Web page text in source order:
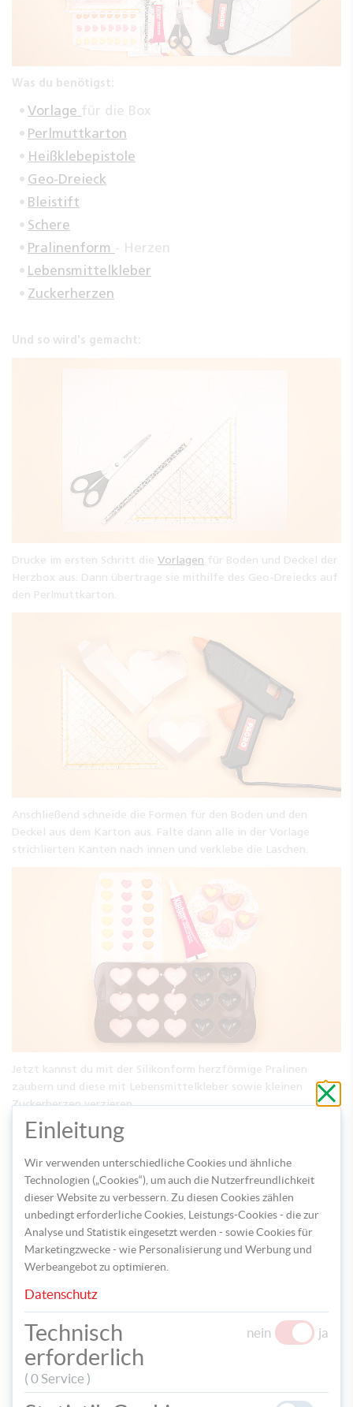
Was du benötigst:
Vorlage für die Box
Perlmuttkarton
Heißklebepistole
Geo-Dreieck
Bleistift
Schere
Pralinenform - Herzen
Lebensmittelkleber
Zuckerherzen
Und so wird's gemacht:
Drucke im ersten Schritt die Vorlagen für Boden und Deckel der
Herzbox aus. Dann übertrage sie mithilfe des Geo-Dreiecks auf
den Perlmuttkarton.
Anschließend schneide die Formen für den Boden und den
Deckel aus dem Karton aus. Falte dann alle in der Vorlage
strichlierten Kanten nach innen und verklebe die Laschen.
Jetzt kannst du mit der Silikonform herzförmige Pralinen
zaubern und diese mit Lebensmittelkleber sowie kleinen
Zuckerherzen verzieren.
Ein Rezept für süße Pralinen findest du
Fülle nun die Herzbox mit den köstlichen Pralinen und schließe
sie sorgfältig. Anschließend kannst du die Schachtel ganz nach
deinem Geschmack dekorieren und personalisieren, bevor du sie
als Geschenk überreichst.
ohne
zu
Einleitung
Wir verwenden unterschiedliche Cookies und ähnliche
Technologien („Cookies“), um auch die Nutzerfreundlichkeit
dieser Website zu verbessern. Zu diesen Cookies zählen
unbedingt erforderliche Cookies, Leistungs-Cookies - die zur
Analyse und Statistik eingesetzt werden - sowie Cookies für
Marketingzwecke - wie Personalisierung und Werbung und
Werbeangebot zu optimieren.
Datenschutz
Technisch
erforderlich
( 0 Service )
nein ja